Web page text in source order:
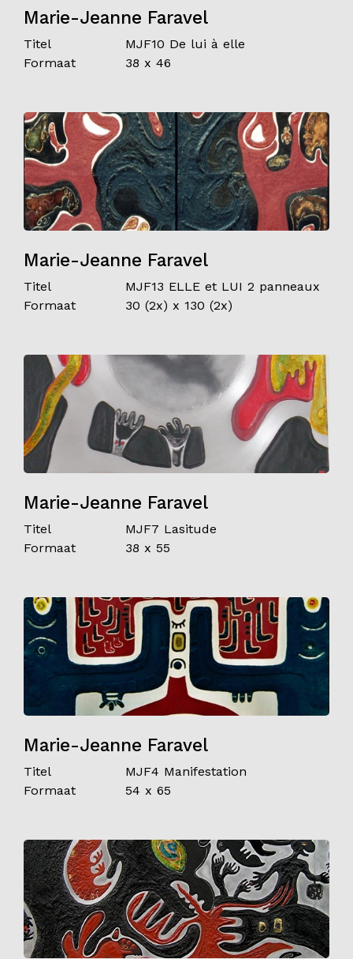
Marie-Jeanne Faravel
Titel
MJF10 De lui à elle
Formaat
38 x 46
Marie-Jeanne Faravel
Titel
MJF13 ELLE et LUI 2 panneaux
Formaat
30 (2x) x 130 (2x)
Marie-Jeanne Faravel
Titel
MJF7 Lasitude
Formaat
38 x 55
Marie-Jeanne Faravel
Titel
MJF4 Manifestation
Formaat
54 x 65